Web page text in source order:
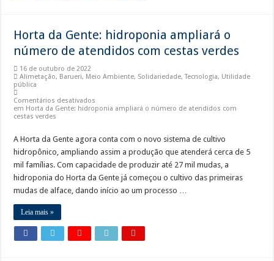
Horta da Gente: hidroponia ampliará o
número de atendidos com cestas verdes
16 de outubro de 2022
Alimetação, Barueri, Meio Ambiente, Solidariedade,Tecnologia, Utilidade
pública
Comentários desativados
em Horta da Gente: hidroponia ampliará o número de atendidos com
cestas verdes
A Horta da Gente agora conta com o novo sistema de cultivo
hidropônico, ampliando assim a produção que atenderá cerca de 5
mil famílias. Com capacidade de produzir até 27 mil mudas, a
hidroponia do Horta da Gente já começou o cultivo das primeiras
mudas de alface, dando início ao um processo …
Leia mais »